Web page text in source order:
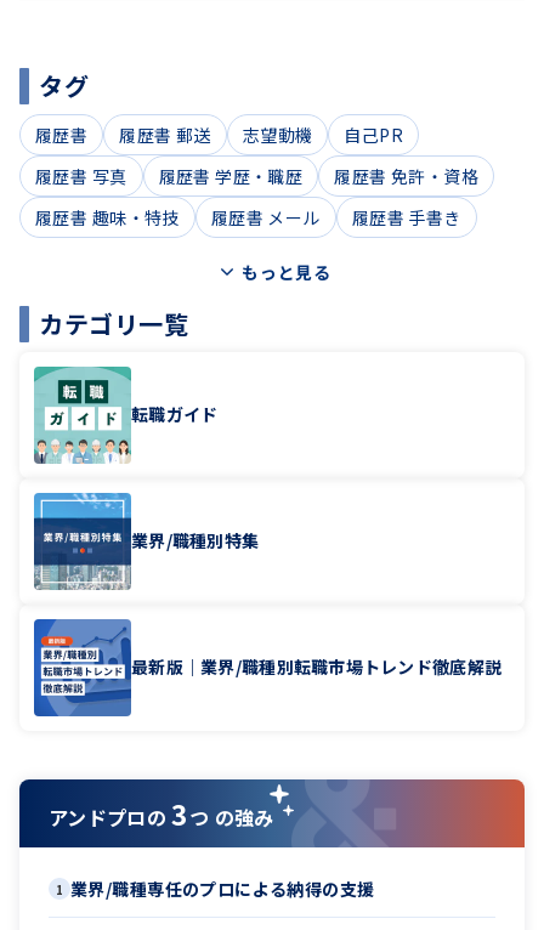
タグ
履歴書 履歴書 郵送 志望動機
自己PR
履歴書 写真
履歴書 学歴・職歴
履歴書 免許・資格
履歴書 趣味・特技
履歴書 メール 履歴書 手書き
もっと見る
カテゴリ一覧
転職ガイド
業界/職種別特集
最新版｜業界/職種別転職市場トレンド徹底解説
アンドプロの3つ の強み
1 業界/職種専任のプロによる納得の支援